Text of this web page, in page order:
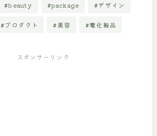
#beauty #package #デザイン
#プロダクト #美容 #電化製品
スポンサーリンク